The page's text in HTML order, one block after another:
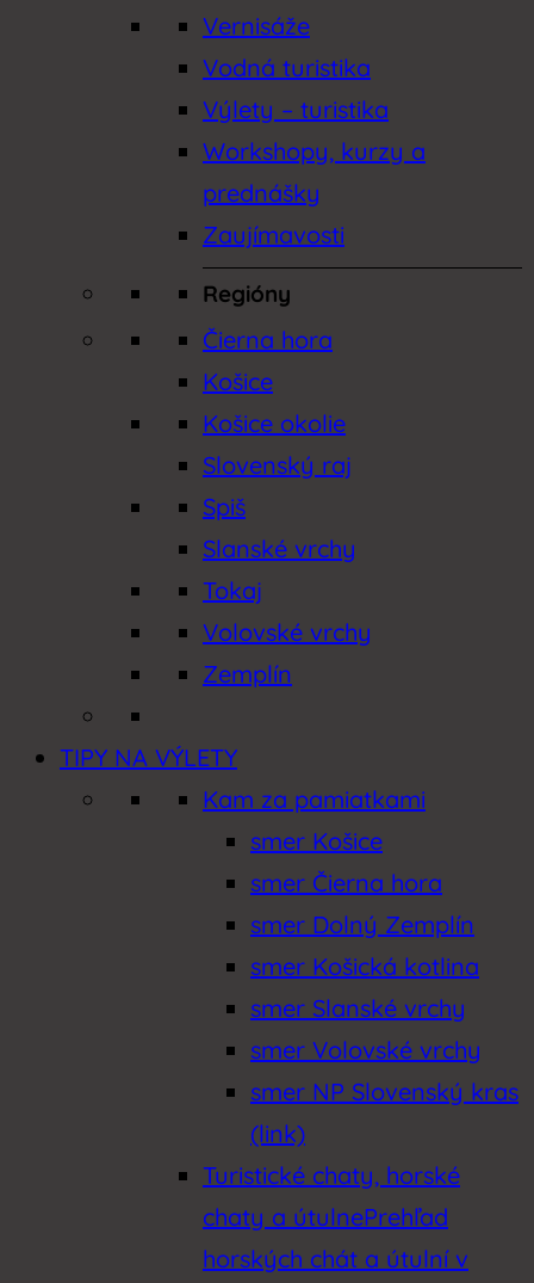
Vernisáže
Vodná turistika
Výlety – turistika
Workshopy, kurzy a
prednášky
Zaujímavosti
Regióny
Čierna hora
Košice
Košice okolie
Slovenský raj
Spiš
Slanské vrchy
Tokaj
Volovské vrchy
Zemplín
TIPY NA VÝLETY
Kam za pamiatkami
smer Košice
smer Čierna hora
smer Dolný Zemplín
smer Košická kotlina
smer Slanské vrchy
smer Volovské vrchy
smer NP Slovenský kras
(link)
Turistické chaty, horské
chaty a útulnePrehľad
horských chát a útulní v